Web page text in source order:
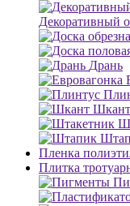
Декоративный
Дрань
Шкант
Пленка
Плитка